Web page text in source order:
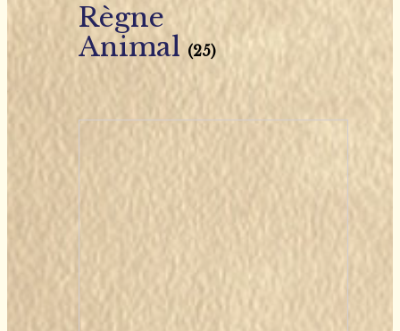
Règne
Animal (25)